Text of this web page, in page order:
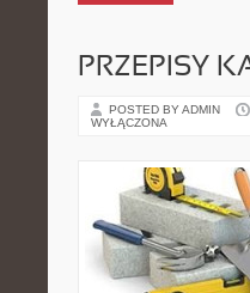
PRZEPISY
POSTED BY ADMIN
WYŁĄCZONA